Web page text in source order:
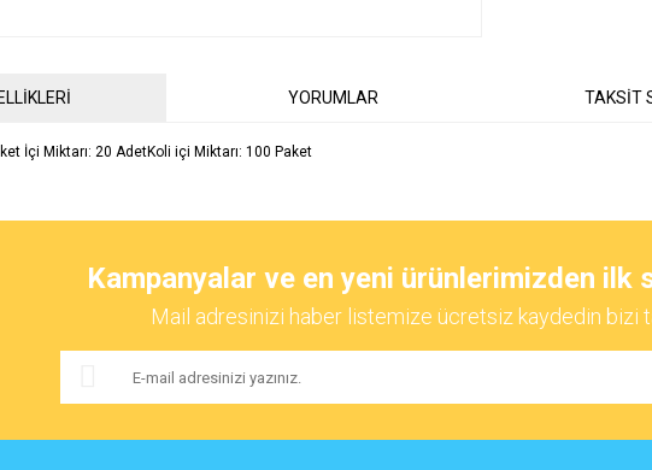
YORUMLAR TAKSİT
İçi Miktarı: 20 AdetKoli içi Miktarı: 100 Paket
Yorum Yaz
bozuk veya görüntülenemiyor.
Kampanyalar ve en yeni ürünlerimizden ilk
Mail adresinizi haber listemize ücretsiz kaydedin bizi